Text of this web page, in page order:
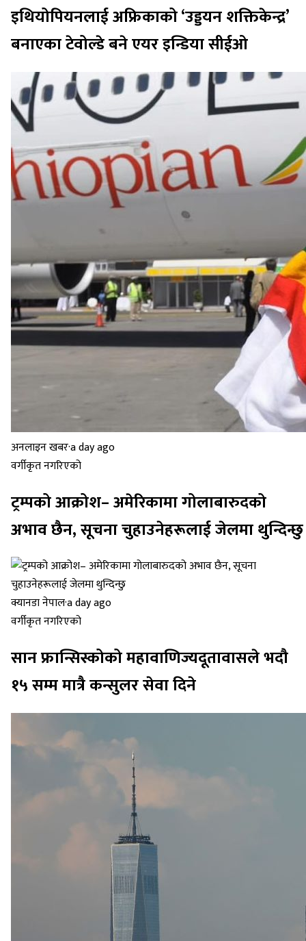
इथियोपियनलाई अफ्रिकाको ‘उड्डयन शक्तिकेन्द्र’
बनाएका टेवोल्डे बने एयर इन्डिया सीईओ
अनलाइन खबर·a day ago
वर्गीकृत नगरिएको
ट्रम्पको आक्रोश– अमेरिकामा गोलाबारुदको
अभाव छैन, सूचना चुहाउनेहरूलाई जेलमा थुन्दिन्छु
क्यानडा नेपाल·a day ago
वर्गीकृत नगरिएको
सान फ्रान्सिस्कोको महावाणिज्यदूतावासले भदौ
१५ सम्म मात्रै कन्सुलर सेवा दिने